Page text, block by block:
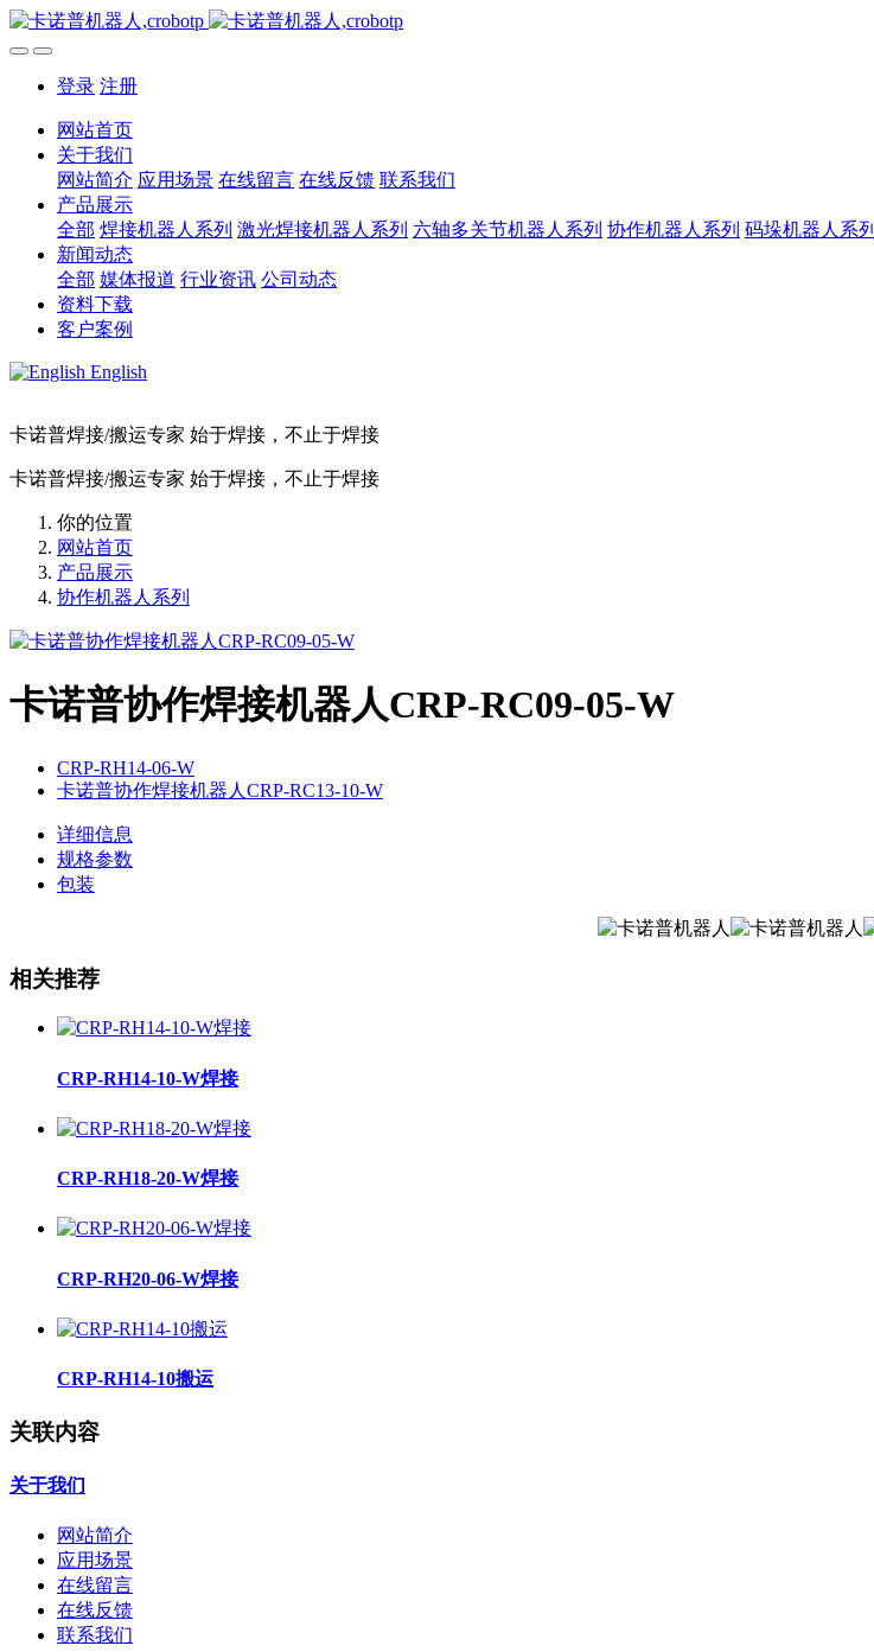
登录 注册
网站首页
关于我们
网站简介 应用场景 在线留言 在线反馈 联系我们
产品展示
全部 焊接机器人系列 激光焊接机器人系列 六轴多关节机器人系列 协作机器人系列 码垛机器人系列
新闻动态
全部 媒体报道 行业资讯 公司动态
资料下载
客户案例
English
卡诺普焊接/搬运专家 始于焊接，不止于焊接
卡诺普焊接/搬运专家 始于焊接，不止于焊接
你的位置
网站首页
产品展示
协作机器人系列
卡诺普协作焊接机器人CRP-RC09-05-W
CRP-RH14-06-W
卡诺普协作焊接机器人CRP-RC13-10-W
详细信息
规格参数
包装
相关推荐
CRP-RH14-10-W焊接
CRP-RH18-20-W焊接
CRP-RH20-06-W焊接
CRP-RH14-10搬运
关联内容
关于我们
网站简介
应用场景
在线留言
在线反馈
联系我们